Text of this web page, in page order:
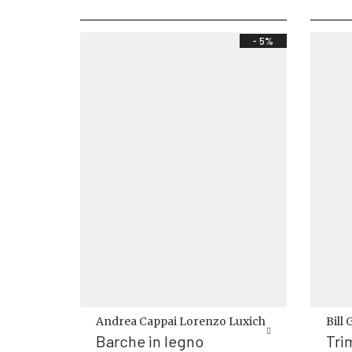
- 5%
Andrea Cappai Lorenzo Luxich
Barche in legno
Bill